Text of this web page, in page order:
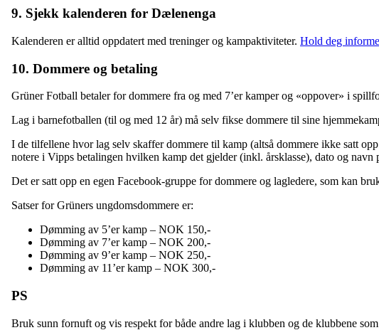
9. Sjekk kalenderen for Dælenenga
Kalenderen er alltid oppdatert med treninger og kampaktiviteter. Hold deg
10. Dommere og betaling
Grüner Fotball betaler for dommere fra og med 7’er kamper og «oppover» i
Lag i barnefotballen (til og med 12 år) må selv fikse dommere til sine
I de tilfellene hvor lag selv skaffer dommere til kamp (altså dommere ikke satt
notere i Vipps betalingen hvilken kamp det gjelder (inkl. årsklasse), dato og navn
Det er satt opp en egen Facebook-gruppe for dommere og lagledere, som kan
Satser for Grüners ungdomsdommere er:
Dømming av 5’er kamp – NOK 150,-
Dømming av 7’er kamp – NOK 200,-
Dømming av 9’er kamp – NOK 250,-
Dømming av 11’er kamp – NOK 300,-
PS
Bruk sunn fornuft og vis respekt for både andre lag i klubben og de klubbene som